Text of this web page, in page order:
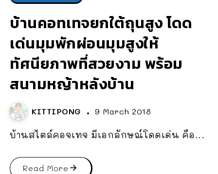
บ้านคอทเทจยกใต้ถุนสูง โดด
เด่นมุมพักผ่อนมุมสูงให้
ทัศนียภาพที่สวยงาม พร้อม
สนามหญ้าหลังบ้าน
KITTIPONG 9 March 2018
บ้านสไตล์คอจเทจ มีเอกลักษณ์โดดเด่น คือ...
Read More